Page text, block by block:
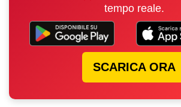
tempo reale.
SCARICA ORA